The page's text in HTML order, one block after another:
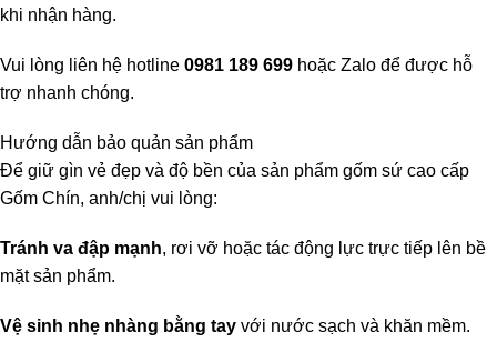
khi nhận hàng.
Vui lòng liên hệ hotline 0981 189 699 hoặc Zalo để được hỗ
trợ nhanh chóng.
Hướng dẫn bảo quản sản phẩm
Để giữ gìn vẻ đẹp và độ bền của sản phẩm gốm sứ cao cấp
Gốm Chín, anh/chị vui lòng:
Tránh va đập mạnh, rơi vỡ hoặc tác động lực trực tiếp lên bề
mặt sản phẩm.
Vệ sinh nhẹ nhàng bằng tay với nước sạch và khăn mềm.